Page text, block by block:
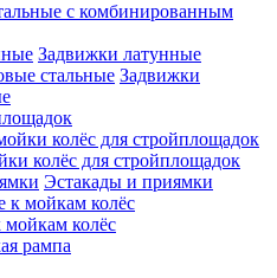
с комбинированным
Задвижки латунные
Задвижки
колёс для стройплощадок
Эстакады и приямки
колёс
рампа